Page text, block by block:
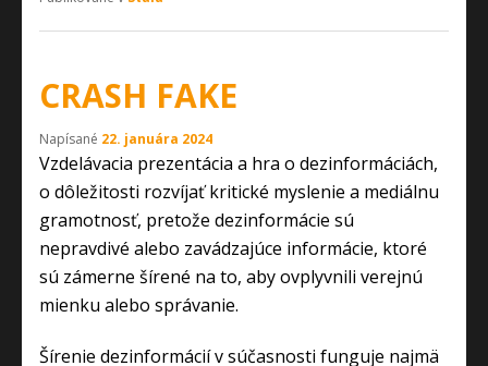
CRASH FAKE
Napísané 22. januára 2024
Vzdelávacia prezentácia a hra o dezinformáciách,
o dôležitosti rozvíjať kritické myslenie a mediálnu
gramotnosť, pretože dezinformácie sú
nepravdivé alebo zavádzajúce informácie, ktoré
sú zámerne šírené na to, aby ovplyvnili verejnú
mienku alebo správanie.
Šírenie dezinformácií v súčasnosti funguje najmä